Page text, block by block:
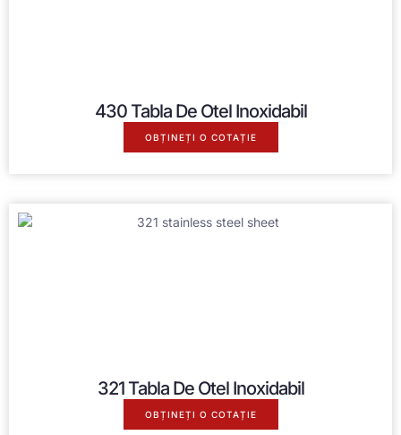
430 Tabla De Otel Inoxidabil
OBȚINEȚI O COTAȚIE
321 Tabla De Otel Inoxidabil
OBȚINEȚI O COTAȚIE